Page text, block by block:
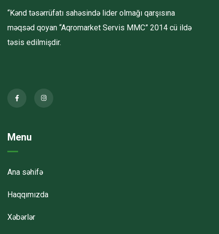
“Kənd təsərrüfatı sahəsində lider olmağı qarşısına
məqsəd qoyan “Aqromarket Servis MMC” 2014 cü ildə
təsis edilmişdir.
Menu
Ana səhifə
Haqqımızda
Xəbərlər